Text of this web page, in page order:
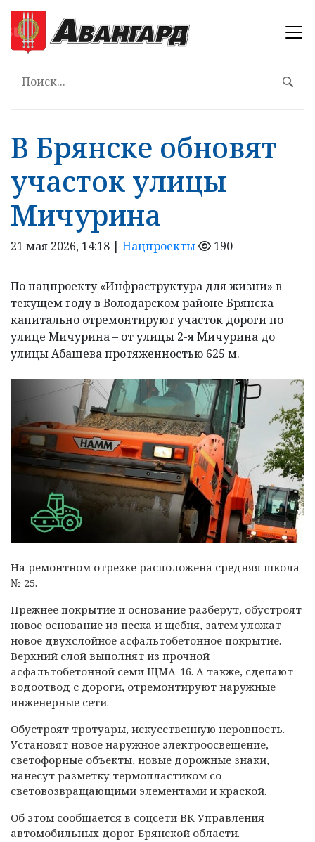
В Брянске обновят
участок улицы
Мичурина
21 мая 2026, 14:18 | Нацпроекты 190
По нацпроекту «Инфраструктура для жизни» в
текущем году в Володарском районе Брянска
капитально отремонтируют участок дороги по
улице Мичурина – от улицы 2-я Мичурина до
улицы Абашева протяженностью 625 м.
На ремонтном отрезке расположена средняя школа
№ 25.
Прежнее покрытие и основание разберут, обустроят
новое основание из песка и щебня, затем уложат
новое двухслойное асфальтобетонное покрытие.
Верхний слой выполнят из прочной
асфальтобетонной семи ЩМА-16. А также, сделают
водоотвод с дороги, отремонтируют наружные
инженерные сети.
Обустроят тротуары, искусственную неровность.
Установят новое наружное электроосвещение,
светофорные объекты, новые дорожные знаки,
нанесут разметку термопластиком со
световозвращающими элементами и краской.
Об этом сообщается в соцсети ВК Управления
автомобильных дорог Брянской области.